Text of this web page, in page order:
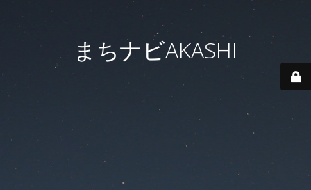
まちナビAKASHI